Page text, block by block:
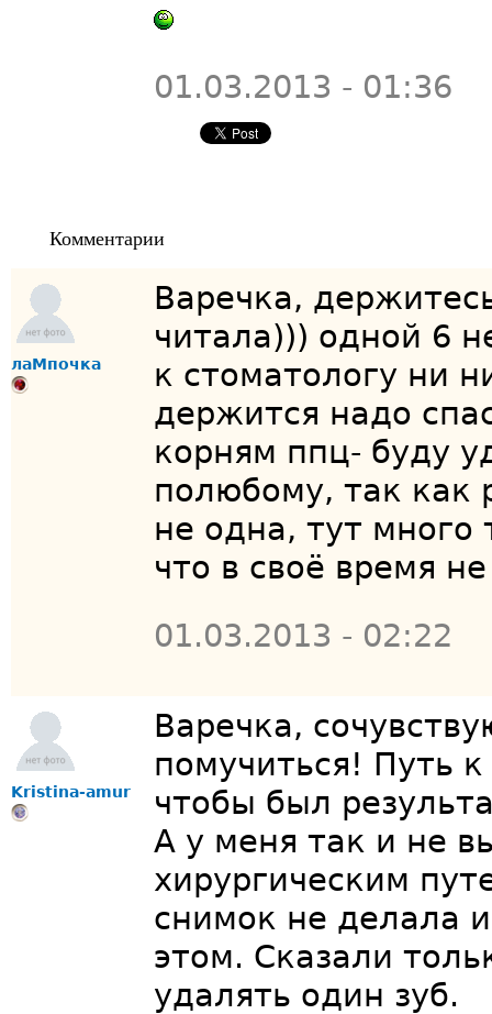
01.03.2013 - 01:36
Комментарии
лаМпочка
Варечка,
читала))) одной 6
к стоматологу ни
держится надо
корням ппц- буду
полюбому, так как
не одна, тут
что в своё время
01.03.2013 - 02:22
Kristina-amur
Варечка,
помучиться! Путь
чтобы был
А у меня так и не
хирургическим
снимок не делала
этом. Сказали
удалять один зуб.